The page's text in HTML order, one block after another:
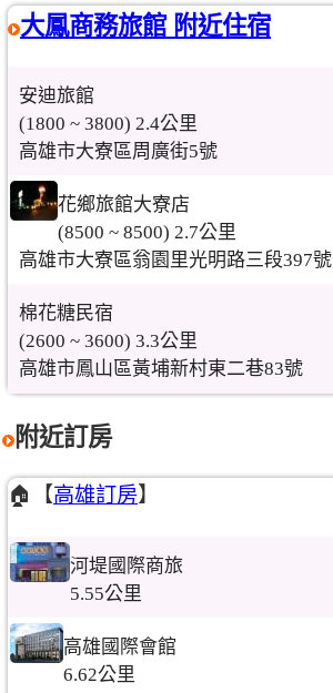
大鳳商務旅館 附近住宿
安迪旅館
(1800 ~ 3800) 2.4公里
高雄市大寮區周廣街5號
花鄉旅館大寮店
(8500 ~ 8500) 2.7公里
高雄市大寮區翁園里光明路三段397號
棉花糖民宿
(2600 ~ 3600) 3.3公里
高雄市鳳山區黃埔新村東二巷83號
附近訂房
🏠【高雄訂房】
河堤國際商旅
5.55公里
高雄國際會館
6.62公里